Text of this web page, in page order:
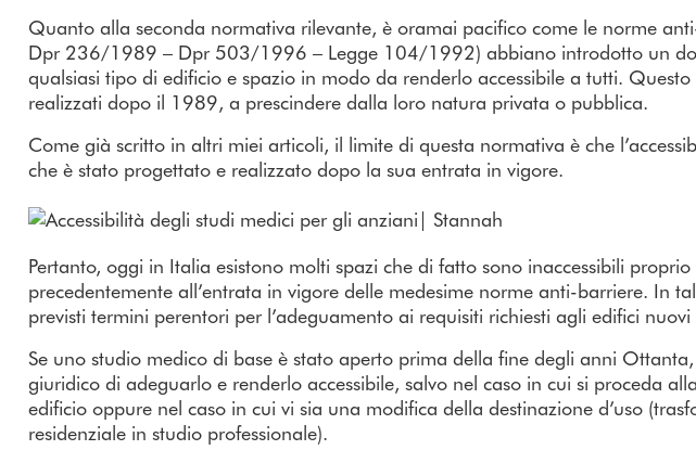
Quanto alla seconda normativa rilevante, è oramai pacifico come le norme
Dpr 236/1989 – Dpr 503/1996 – Legge 104/1992) abbiano introdotto un
qualsiasi tipo di edificio e spazio in modo da renderlo accessibile a tutti.
realizzati dopo il 1989, a prescindere dalla loro natura privata o pubblica.
Come già scritto in altri miei articoli, il limite di questa normativa è che
che è stato progettato e realizzato dopo la sua entrata in vigore.
Pertanto, oggi in Italia esistono molti spazi che di fatto sono inaccessibili
precedentemente all’entrata in vigore delle medesime norme anti-barriere. In
previsti termini perentori per l’adeguamento ai requisiti richiesti agli edifici
Se uno studio medico di base è stato aperto prima della fine degli anni
giuridico di adeguarlo e renderlo accessibile, salvo nel caso in cui si proceda
edificio oppure nel caso in cui vi sia una modifica della destinazione d’uso
residenziale in studio professionale).